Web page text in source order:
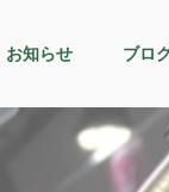
お知らせ ブロ